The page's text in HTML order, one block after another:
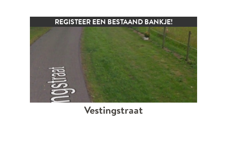
REGISTEER EEN BESTAAND BANKJE!
Vestingstraat